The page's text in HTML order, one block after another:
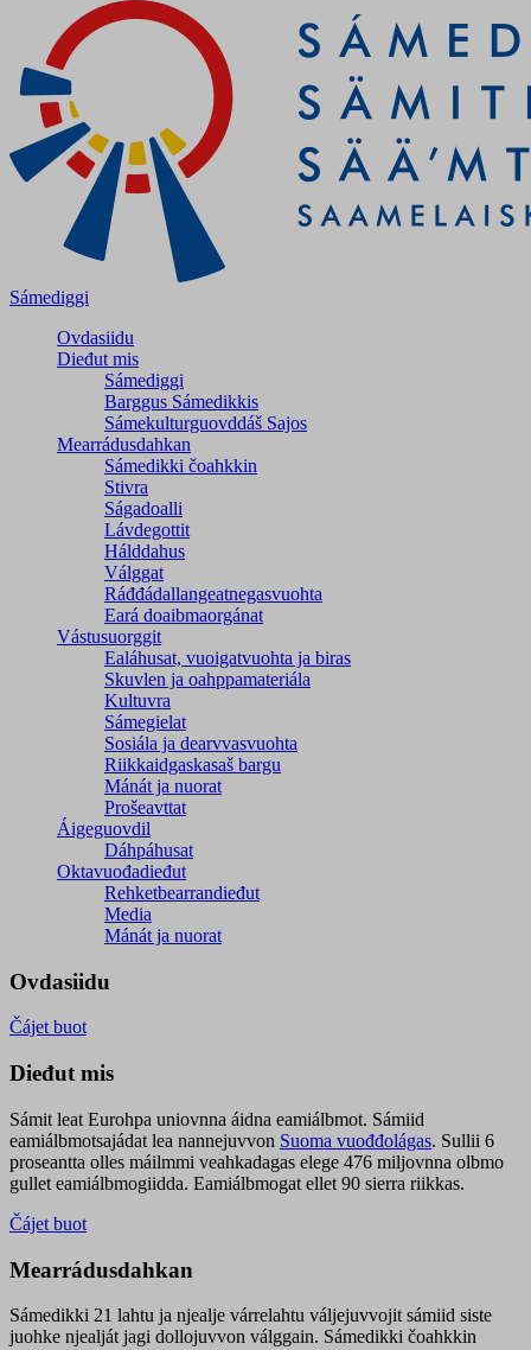
Sámediggi
Ovdasiidu
Dieđut mis
Sámediggi
Barggus Sámedikkis
Sámekulturguovddáš Sajos
Mearrádusdahkan
Sámedikki čoahkkin
Stivra
Ságadoalli
Lávdegottit
Hálddahus
Válggat
Ráđđádallangeatnegas­vuohta
Eará doaibmaorgánat
Vástusuorggit
Ealáhusat, vuoigatvuohta ja biras
Skuvlen ja oahppamateriála
Kultuvra
Sámegielat
Sosiála ja dearvvasvuohta
Riikkaidgaskasaš bargu
Mánát ja nuorat
Prošeavttat
Áigeguovdil
Dáhpáhusat
Oktavuođadieđut
Rehketbearrandieđut
Media
Mánát ja nuorat
Ovdasiidu
Čájet buot
Dieđut mis
Sámit leat Eurohpa uniovnna áidna eamiálbmot. Sámiid
eamiálbmotsajádat lea nannejuvvon Suoma vuođđolágas. Sullii 6
proseantta olles máilmmi veahkadagas elege 476 miljovnna olbmo
gullet eamiálbmogiidda. Eamiálbmogat ellet 90 sierra riikkas.
Čájet buot
Mearrádusdahkan
Sámedikki 21 lahtu ja njealje várrelahtu váljejuvvojit sámiid siste
juohke njealját jagi dollojuvvon válggain. Sámedikki čoahkkin